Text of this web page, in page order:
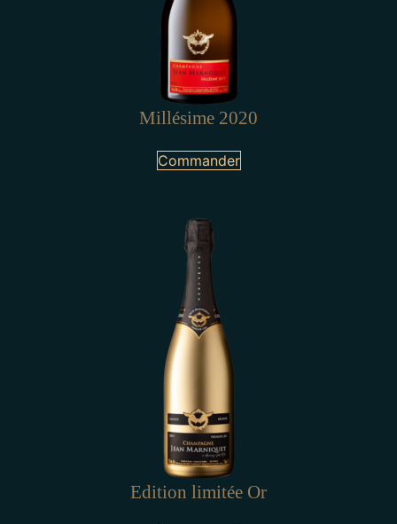
Millésime 2020
Commander
Edition limitée Or